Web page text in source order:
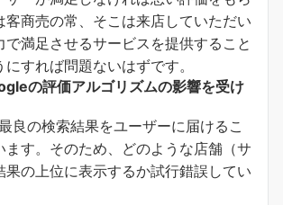
客商売の常、そこは来店していただい
で満足させるサービスを提供すること
すれば問題ないはずです。
の評価アルゴリズムの影響を受け
良の検索結果をユーザーに届けるこ
ます。そのため、どのような店舗（サ
果の上位に表示するか試行錯誤してい